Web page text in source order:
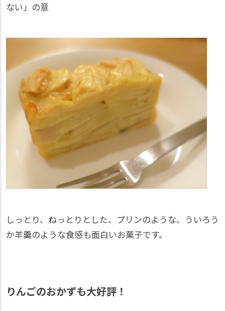
ない」の意
しっとり、ねっとりとした、プリンのような、ういろう
か羊羹のような食感も面白いお菓子です。
りんごのおかずも大好評！